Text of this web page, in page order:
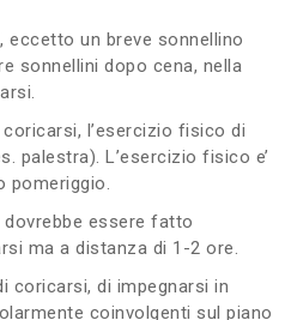
eccetto un breve sonnellino
sonnellini dopo cena, nella
l’esercizio fisico di
palestra). L’esercizio fisico e’
pomeriggio.
essere fatto
ma a distanza di 1-2 ore.
coricarsi, di impegnarsi in
coinvolgenti sul piano